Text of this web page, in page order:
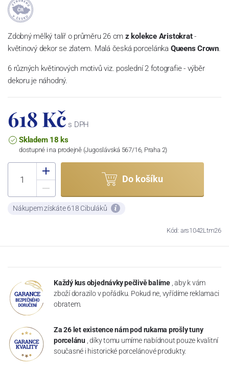
Zdobný mělký talíř o průměru 26 cm z kolekce Aristokrat-
květinový dekor se zlatem. Malá česká porcelánka Queens Crown.
6 různých květinových motivů viz. poslední 2 fotografie - výběr
dekoru je náhodný.
618 Kč s DPH
Skladem 18 ks
dostupné i na prodejně (Jugoslávská 567/16, Praha 2)
Do košíku
Nákupem získáte 618 Cibuláků
Kód: ars1042Ltm26
Každý kus objednávky pečlivě balíme , aby k vám
zboží dorazilo v pořádku. Pokud ne, vyřídíme reklamaci
obratem.
Za 26 let existence nám pod rukama prošly tuny
porcelánu , díky tomu umíme nabídnout pouze kvalitní
současné i historické porcelánové produkty.